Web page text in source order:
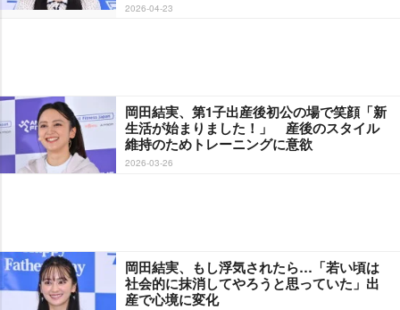
2026-04-23
岡田結実、第1子出産後初公の場で笑顔「新
生活が始まりました！」 産後のスタイル
維持のためトレーニングに意欲
2026-03-26
岡田結実、もし浮気されたら…「若い頃は
社会的に抹消してやろうと思っていた」出
産で心境に変化